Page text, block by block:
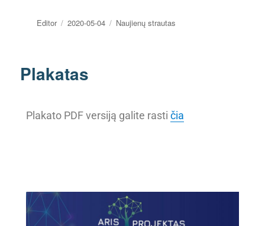
Editor 2020-05-04 Naujienų strautas
Plakatas
Plakato PDF versiją galite rastičia